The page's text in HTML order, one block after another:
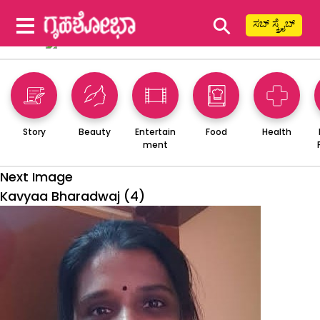
⚲ ಸಬ್ ಸ್ಕ್ರೈಬ್
Story Beauty
Entertain
ment
Food Health
Next Image
Kavyaa Bharadwaj (4)